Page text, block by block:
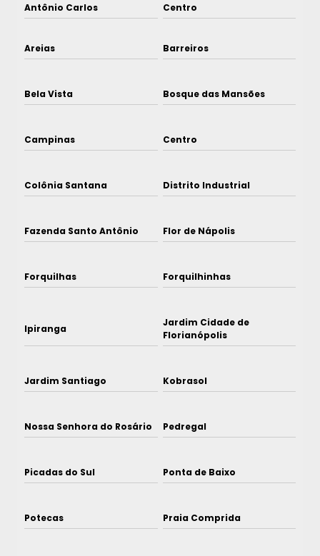
Antônio Carlos Centro
Areias Barreiros
Bela Vista Bosque das Mansões
Campinas Centro
Colônia Santana Distrito Industrial
Fazenda Santo Antônio Flor de Nápolis
Forquilhas Forquilhinhas
Ipiranga
Jardim Cidade de
Florianópolis
Jardim Santiago Kobrasol
Nossa Senhora do Rosário Pedregal
Picadas do Sul Ponta de Baixo
Potecas Praia Comprida